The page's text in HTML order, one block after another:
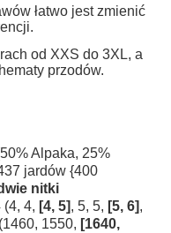
łatwo jest zmienić
od XXS do 3XL, a
przodów.
Alpaka, 25%
jardów {400
nitki
(4, 4, [4, 5], 5, 5, [5, 6],
1550, [1640,